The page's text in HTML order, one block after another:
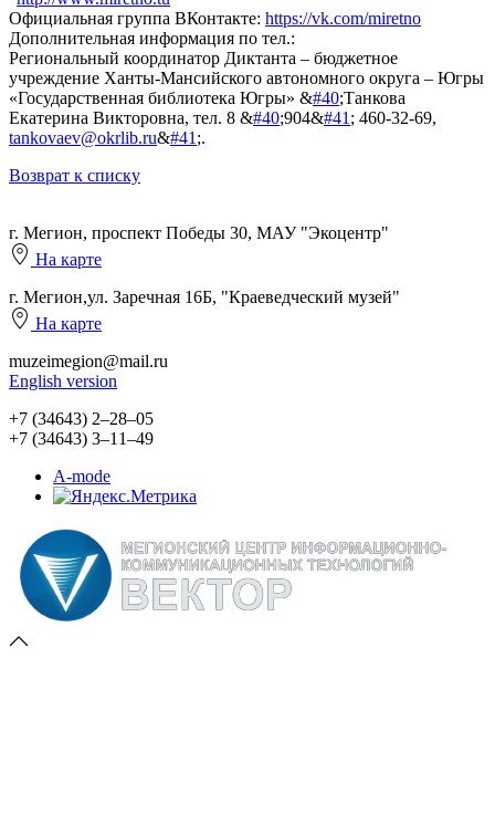
Официальная группа ВКонтакте: https://vk.com/miretno
Дополнительная информация по тел.:
Региональный координатор Диктанта – бюджетное
учреждение Ханты-Мансийского автономного округа – Югры
«Государственная библиотека Югры» &#40;Танкова
Екатерина Викторовна, тел. 8 &#40;904&#41 ; 460-32-69,
tankovaev@okrlib.ru&#41 ;.
Возврат к списку
г. Мегион, проспект Победы 30, МАУ "Экоцентр"
На карте
г. Мегион,ул. Заречная 16Б, "Краеведческий музей"
На карте
muzeimegion@mail.ru
English version
+7 (34643) 2‒28‒05
+7 (34643) 3‒11‒49
A-mode